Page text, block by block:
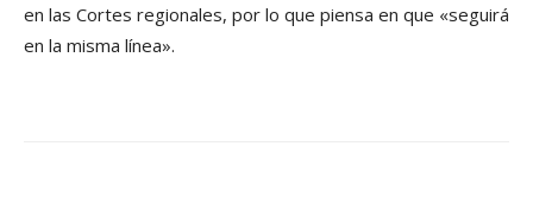
en las Cortes regionales, por lo que piensa en que «seguirá
en la misma línea».